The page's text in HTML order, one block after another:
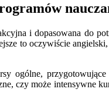
i dopasowana do
to oczywiście
ogólne,
czy może intensywne